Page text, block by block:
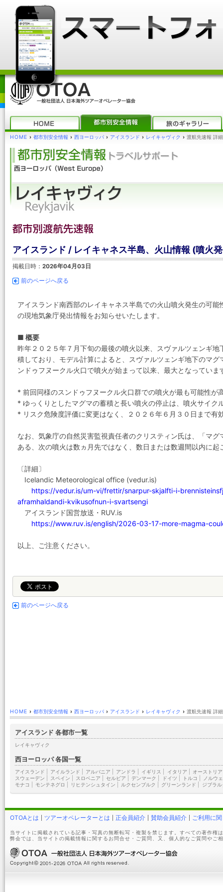
HOME › 都市別安全情報 › 西ヨーロッパ › アイスランド › レイキャヴィク › 渡航先速報 詳細
アイスランド / レイキャネス半島、火山情報 (噴火
掲載日時： 2026年04月03日
前のページへ戻る
アイスランド南西部のレイキャネス半島での火山噴火発生の可
の現地気象庁発出情報をお知らせいたします。
■ 概要
昨年２０２５年７月下旬の最後の噴火以来、スヴァルツェンギ
積しており、モデル計算によると、スヴァルツェンギ地下のマ
ンドゥフヌークル火口で噴火が始まって以来、最大となっていま
* 前回同様のスンドゥフヌークル火口群での噴火が最も可能性が
* ゆっくりとしたマグマの蓄積と長い噴火の停止は、噴火サイク
* リスク危険度評価に変更はなく、２０２６年６月３０日まで有
なお、気象庁の自然災害監視責任者のクリスティン氏は、「マ
ある、次の噴火は数ヵ月先ではなく、数日または数週間以内に
〔詳細〕
Icelandic Meteorological office (vedur.is)
https://vedur.is/um-vi/frettir/snarpur-skjalfti-i-
aframhaldandi-kvikusofnun-i-svartsengi
アイスランド国営放送・RUV.is
https://www.ruv.is/english/2026-03-17-more-magma-
以上、ご注意ください。
前のページへ戻る
HOME › 都市別安全情報 › 西ヨーロッパ › アイスランド › レイキャヴィク › 渡航先速報 詳細
アイスランド 各都市一覧
レイキャヴィク
西ヨーロッパ 各国一覧
アイスランド アイルランド アルバニア アンドラ イギリス イタリア オーストリア
スウェーデン
スペイン スロベニア セルビア デンマーク ドイツ トルコ
ノルウ
モナコ
モンテネグロ リヒテンシュタイン ルクセンブルク グリーンランド ジブラル
OTOAとは ツアーオペレーターとは 正会員紹介 賛助会員紹介 ご利用に
当サイトに掲載されている記事・写真の無断転写・複製を禁じます。すべての著作権
弊会では、当サイトの掲載情報に関するお問合せ・ご質問、又、個人的なご質問やご